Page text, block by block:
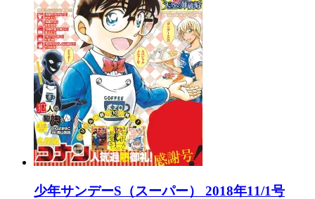
少年サンデーS（スーパー） 2018年11/1号